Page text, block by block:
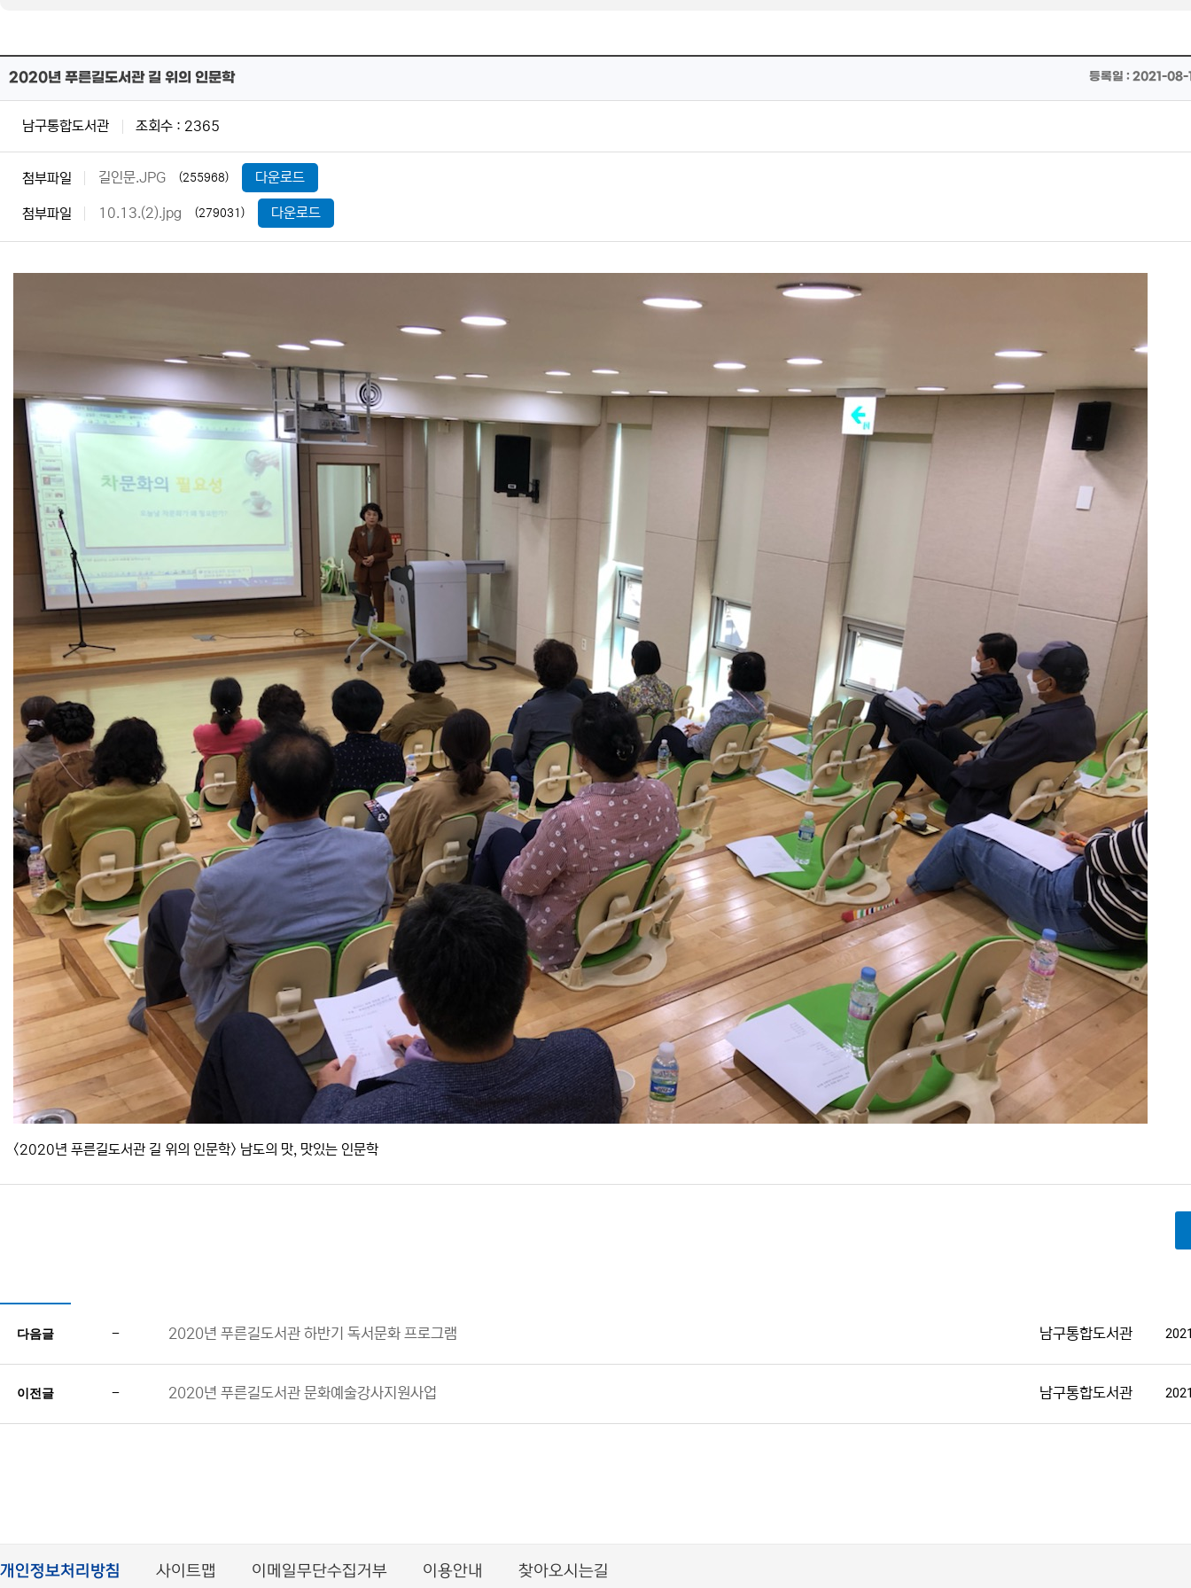
2020년 푸른길도서관 길 위의 인문학 등록일 : 2021-08-
남구통합도서관 조회수 : 2365
첨부파일 길인문.JPG (255968) 다운로드
첨부파일 10.13.(2).jpg (279031) 다운로드
<2020년 푸른길도서관 길 위의 인문학> 남도의 맛, 맛있는 인문학
다음글 - 2020년 푸른길도서관 하반기 독서문화 프로그램 남구통합도서관
이전글 - 2020년 푸른길도서관 문화예술강사지원사업 남구통합도서관
개인정보처리방침 사이트맵 이메일무단수집거부 이용안내 찾아오시는길